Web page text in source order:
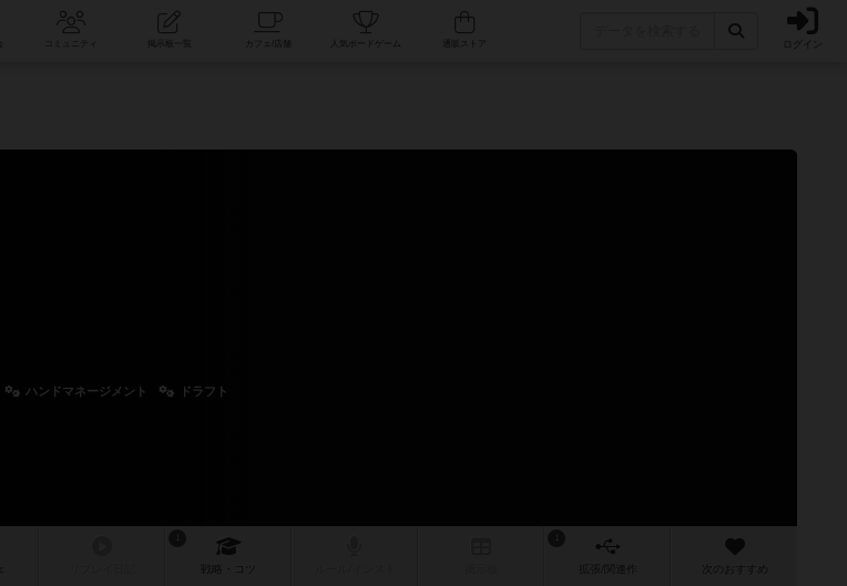
コミュニティ 人気ボードゲーム ログイン
ハンドマネージメント
ドラフト
戦略 作 次のおすすめ